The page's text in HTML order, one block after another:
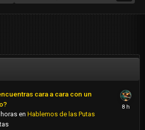
cara a cara con un
horasen Hablemos de las Putas